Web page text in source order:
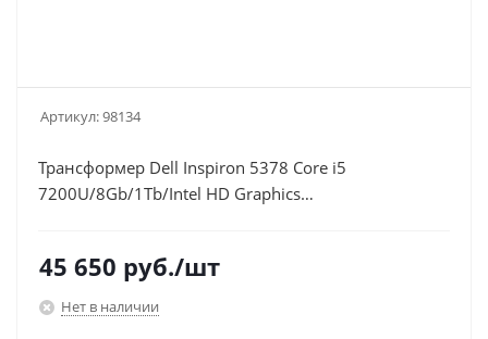
Артикул:98134
Трансформер Dell Inspiron 5378 Core i5
7200U/8Gb/1Tb/Intel HD Graphics
45 650 руб./шт
Нет в наличии